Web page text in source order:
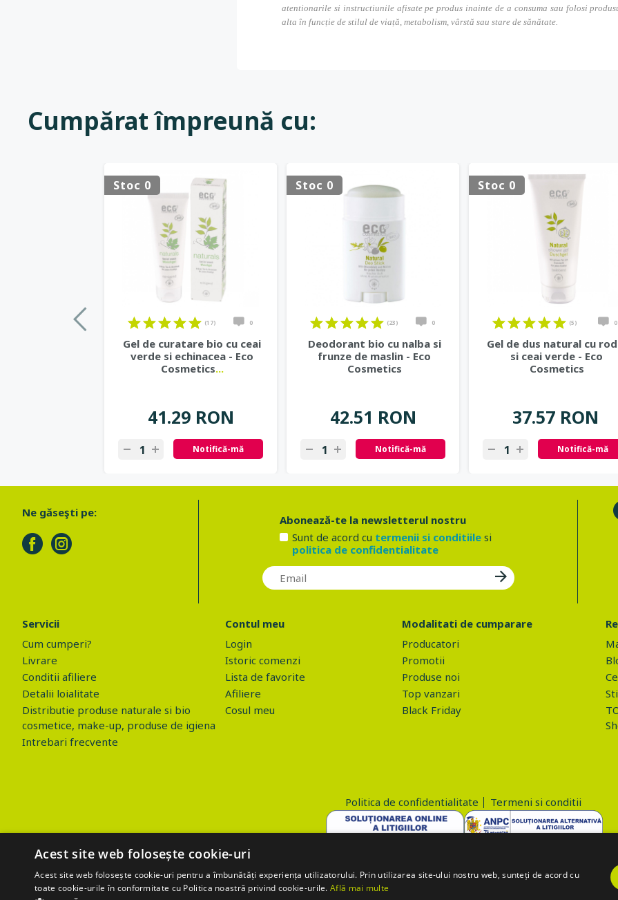
atentionarile si instructiunile afisate pe produs inainte de a consuma sau folosi
alta în funcție de stilul de viață, metabolism, vârstă sau stare de sănătate.
Cumpărat împreună cu:
Stoc 0
(17) 0
Gel de curatare bio cu ceai
verde si echinacea - Eco
Cosmetics...
41.29 RON
Notifică-mă
Stoc 0
(23) 0
Deodorant bio cu nalba si
frunze de maslin - Eco
Cosmetics
42.51 RON
Notifică-mă
Stoc 0
(5) 0
Gel de dus natural cu
si ceai verde - Eco
Cosmetics
37.57 RON
Notifică-mă
Ne găseşti pe:
Abonează-te la newsletterul nostru
Sunt de acord cu termenii si conditiilesi
politica de confidentialitate
Servicii
Cum cumperi?
Livrare
Conditii afiliere
Detalii loialitate
Distributie produse naturale si bio
cosmetice, make-up, produse de igiena
Intrebari frecvente
Contul meu
Login
Istoric comenzi
Lista de favorite
Afiliere
Cosul meu
Modalitati de cumparare
Producatori
Promotii
Produse noi
Top vanzari
Black Friday
Politica de confidentialitate
Termeni si conditii
$('.btn_gdpr').click(function() { //alert('test'); var values=''; values+='action=accept-gdpr'; $.ajax({ method: "POST", url: "https://
Acest site web folosește cookie-uri
Acest site web folosește cookie-uri pentru a îmbunătăți experiența utilizatorului. Prin utilizarea site-ului nostru web, sunteți de acord cu
toate cookie-urile în conformitate cu Politica noastră privind cookie-urile.Află mai multe